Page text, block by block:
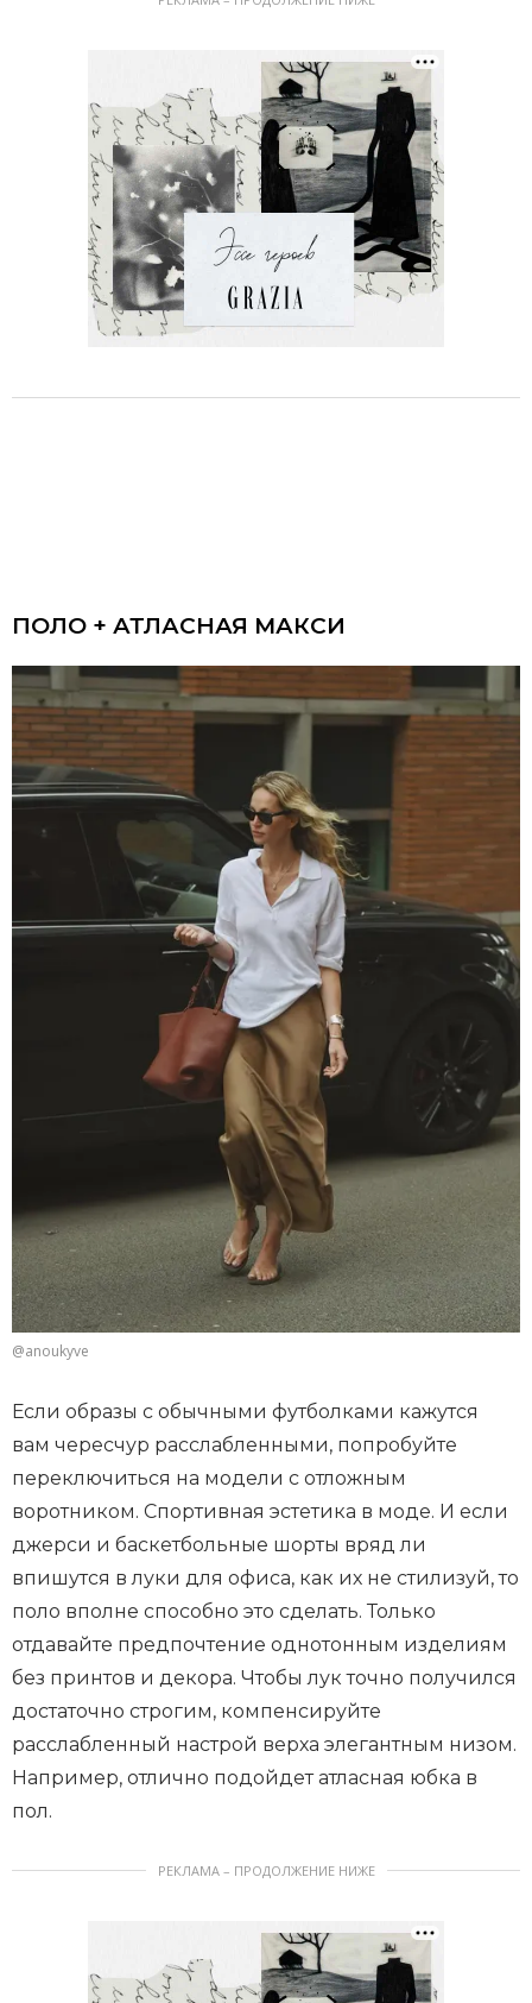
ПОЛО + АТЛАСНАЯ МАКСИ
@anoukyve
Если образы с обычными футболками кажутся
вам чересчур расслабленными, попробуйте
переключиться на модели с отложным
воротником. Спортивная эстетика в моде. И если
джерси и баскетбольные шорты вряд ли
впишутся в луки для офиса, как их не стилизуй, то
поло вполне способно это сделать. Только
отдавайте предпочтение однотонным изделиям
без принтов и декора. Чтобы лук точно получился
достаточно строгим, компенсируйте
расслабленный настрой верха элегантным низом.
Например, отлично подойдет атласная юбка в
пол.
РЕКЛАМА – ПРОДОЛЖЕНИЕ НИЖЕ